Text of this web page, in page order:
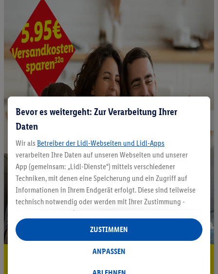
Bevor es weitergeht: Zur Verarbeitung Ihrer
Daten
Wir als Betreiber der Lidl-Webseiten und Lidl-Apps
verarbeiten Ihre Daten auf unseren Webseiten und unserer
App (gemeinsam: „Lidl-Dienste“) mittels verschiedener
Techniken, mit denen eine Speicherung und ein Zugriff auf
Informationen in Ihrem Endgerät erfolgt. Diese sind teilweise
technisch notwendig oder werden mit Ihrer Zustimmung -
auch durch Partner (u.a.
Verantwortliche; im Zusammenhang mit dem IAB TCF
insgesamt
Statistik-Erstellung oder für personalisierte Werbung
Datenverarbeitungen für personalisierte Werbung werden
ANPASSEN
ZUSTIMMEN